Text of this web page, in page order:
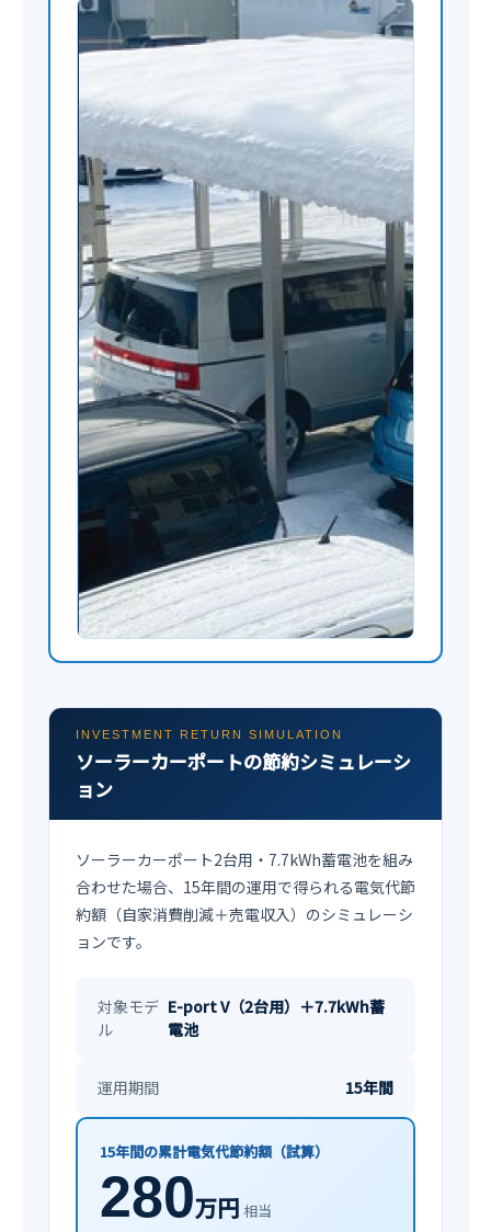
INVESTMENT RETURN SIMULATION
ソーラーカーポートの節約シミュレーシ
ョン
ソーラーカーポート2台用・7.7kWh蓄電池を組み
合わせた場合、15年間の運用で得られる電気代節
約額（自家消費削減＋売電収入）のシミュレーシ
ョンです。
対象モデ
ル
E-port V（2台用）＋7.7kWh蓄
電池
運用期間 15年間
15年間の累計電気代節約額（試算）
280万円 相当